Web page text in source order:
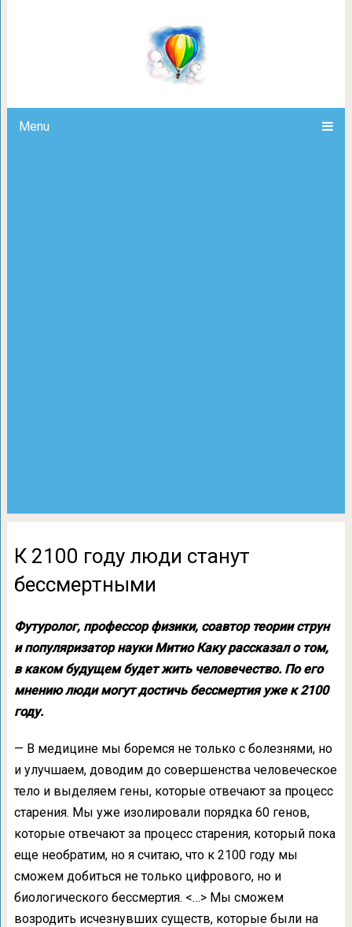
Menu
К 2100 году люди
К 2100 году люди станут
бессмертными
Футуролог, профессор физики, соавтор теории струн
и популяризатор науки Митио Каку рассказал о том,
в каком будущем будет жить человечество. По его
мнению люди могут достичь бессмертия уже к 2100
году.
— В медицине мы боремся не только с болезнями, но
и улучшаем, доводим до совершенства человеческое
тело и выделяем гены, которые отвечают за процесс
старения. Мы уже изолировали порядка 60 генов,
которые отвечают за процесс старения, который пока
еще необратим, но я считаю, что к 2100 году мы
сможем добиться не только цифрового, но и
биологического бессмертия. <…> Мы сможем
возродить исчезнувших существ, которые были на